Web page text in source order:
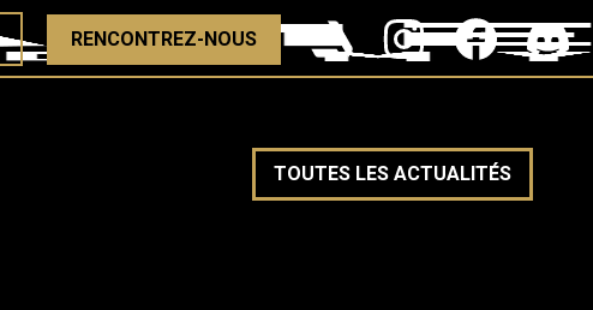
TOUTES LES ACTUALITÉS
RENCONTREZ-NOUS